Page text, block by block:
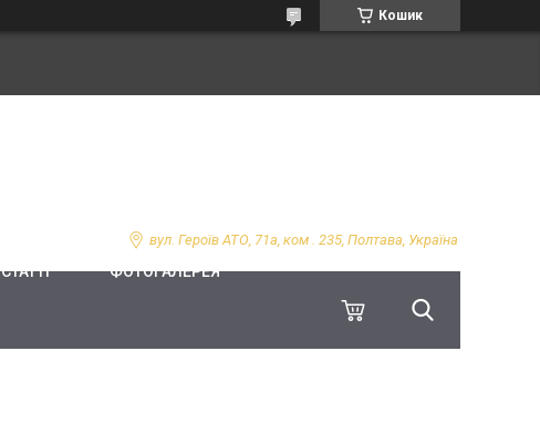
Кошик
вул. Героїв АТО, 71а, ком . 235, Полтава, Україна
СТАТТІ ФОТОГАЛЕРЕЯ